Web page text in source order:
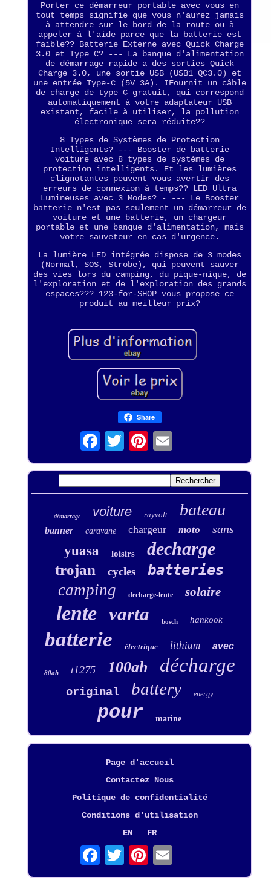
Porter ce démarreur portable avec vous en
tout temps signifie que vous n'aurez jamais
à attendre sur le bord de la route ou à
appeler à l'aide parce que la batterie est
faible?? Batterie Externe avec Quick Charge
3.0 et Type C? --- La banque d'alimentation
de démarrage rapide a des sorties Quick
Charge 3.0, une sortie USB (USB1 QC3.0) et
une entrée Type-C (5V 3A). IFournit un câble
de charge de type C gratuit, qui correspond
automatiquement à votre adaptateur USB
existant, facile à utiliser, la pollution
électronique sera réduite??
8 Types de Systèmes de Protection
Intelligents? --- Booster de batterie
voiture avec 8 types de systèmes de
protection intelligents. Et les lumières
clignotantes peuvent vous avertir des
erreurs de connexion à temps?? LED Ultra
Lumineuses avec 3 Modes? - --- Le Booster
batterie n'est pas seulement un démarreur de
voiture et une batterie, un chargeur
portable et une banque d'alimentation, mais
votre sauveteur en cas d'urgence.
La lumière LED intégrée dispose de 3 modes
(Normal, SOS, Strobe), qui peuvent sauver
des vies lors du camping, du pique-nique, de
l'exploration et de l'exploration des grands
espaces??? 123-for-SHOP vous propose ce
produit au meilleur prix?
Share
démarrage voiture rayvolt bateau
banner caravane chargeur moto sans
yuasa loisirs decharge
trojan cycles batteries
camping decharge-lente solaire
lente varta bosch hankook
batterie électrique lithium avec
80ah t1275 100ah décharge
original battery energy
pour marine
Page d'accueil
Contactez Nous
Politique de confidentialité
Conditions d'utilisation
EN
FR